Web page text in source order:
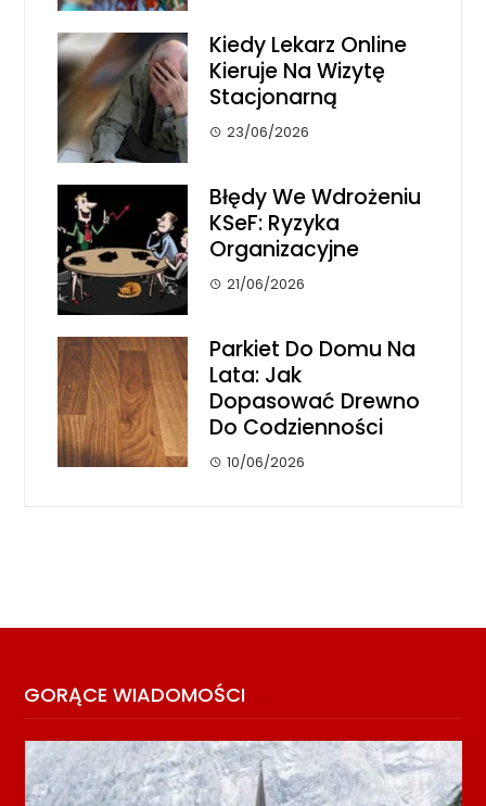
Kiedy Lekarz Online
Kieruje Na Wizytę
Stacjonarną
23/06/2026
Błędy We Wdrożeniu
KSeF: Ryzyka
Organizacyjne
21/06/2026
Parkiet Do Domu Na
Lata: Jak
Dopasować Drewno
Do Codzienności
10/06/2026
GORĄCE WIADOMOŚCI